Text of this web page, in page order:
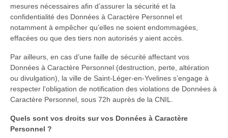
mesures nécessaires afin d’assurer la sécurité et la
confidentialité des Données à Caractère Personnel et
notamment à empêcher qu’elles ne soient endommagées,
effacées ou que des tiers non autorisés y aient accès.
Par ailleurs, en cas d’une faille de sécurité affectant vos
Données à Caractère Personnel (destruction, perte, altération
ou divulgation), la ville de Saint-Léger-en-Yvelines s’engage à
respecter l’obligation de notification des violations de Données à
Caractère Personnel, sous 72h auprès de la CNIL.
Quels sont vos droits sur vos Données à Caractère
Personnel ?